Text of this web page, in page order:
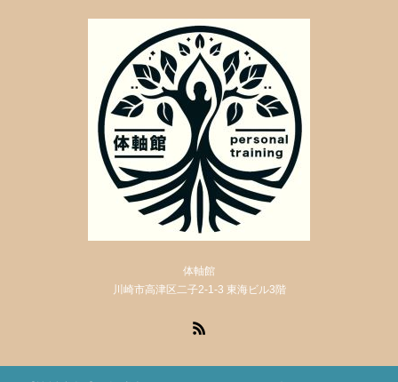
体軸館
川崎市高津区二子2-1-3 東海ビル3階